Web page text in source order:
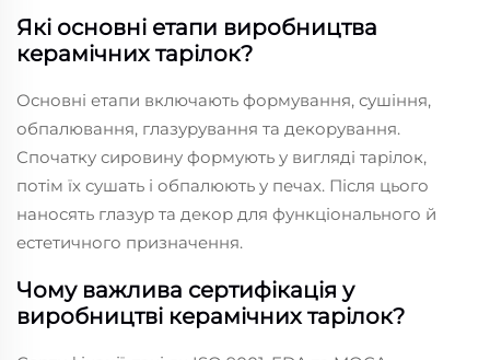
Які основні етапи виробництва
керамічних тарілок?
Основні етапи включають формування, сушіння,
обпалювання, глазурування та декорування.
Спочатку сировину формують у вигляді тарілок,
потім їх сушать і обпалюють у печах. Після цього
наносять глазур та декор для функціонального й
естетичного призначення.
Чому важлива сертифікація у
виробництві керамічних тарілок?